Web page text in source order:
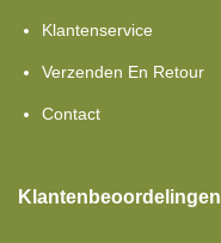
Klantenservice
Verzenden En Retour
Contact
Klantenbeoordelingen